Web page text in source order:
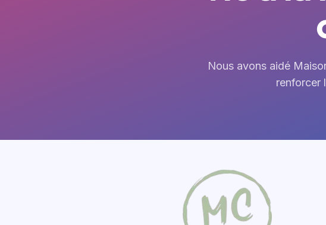
Nous avons aidé
renforcer